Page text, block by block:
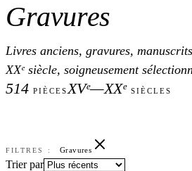
Gravures
Livres anciens, gravures,
XXᵉ siècle, soigneusement
514 PIÈCESXVᵉ—XXᵉ SIÈCLES
FILTRES : Gravures
Trier par